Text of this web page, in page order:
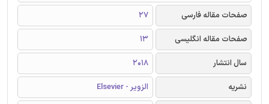
صفحات مقاله فارسی
27
صفحات مقاله انگلیسی
13
سال انتشار
2018
نشریه
الزویر - Elsevier